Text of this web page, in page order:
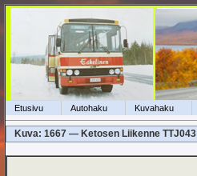
Etusivu Autohaku Kuvahaku
Kuva: 1667 — Ketosen Liikenne TTJ043